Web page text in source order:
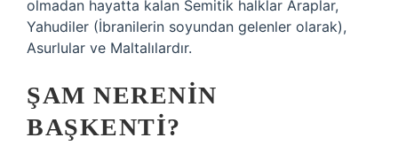
olmadan hayatta kalan Semitik halklar Araplar,
Yahudiler (İbranilerin soyundan gelenler olarak),
Asurlular ve Maltalılardır.
ŞAM NERENIN
BAŞKENTI?